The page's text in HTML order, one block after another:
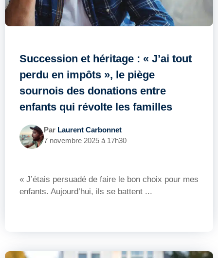
Succession et héritage : « J’ai tout
perdu en impôts », le piège
sournois des donations entre
enfants qui révolte les familles
Par Laurent Carbonnet
7 novembre 2025 à 17h30
« J’étais persuadé de faire le bon choix pour mes
enfants. Aujourd’hui, ils se battent ...